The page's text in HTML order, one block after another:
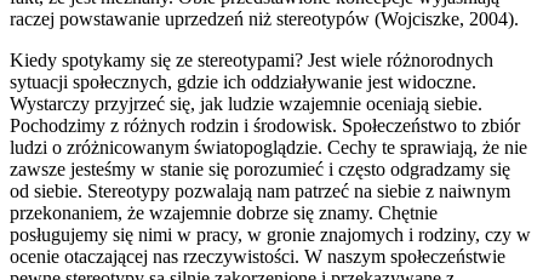
raczej powstawanie uprzedzeń niż stereotypów (Wojciszke, 2004).
Kiedy spotykamy się ze stereotypami? Jest wiele różnorodnych
sytuacji społecznych, gdzie ich oddziaływanie jest widoczne.
Wystarczy przyjrzeć się, jak ludzie wzajemnie oceniają siebie.
Pochodzimy z różnych rodzin i środowisk. Społeczeństwo to zbiór
ludzi o zróżnicowanym światopoglądzie. Cechy te sprawiają, że nie
zawsze jesteśmy w stanie się porozumieć i często odgradzamy się
od siebie. Stereotypy pozwalają nam patrzeć na siebie z naiwnym
przekonaniem, że wzajemnie dobrze się znamy. Chętnie
posługujemy się nimi w pracy, w gronie znajomych i rodziny, czy w
ocenie otaczającej nas rzeczywistości. W naszym społeczeństwie